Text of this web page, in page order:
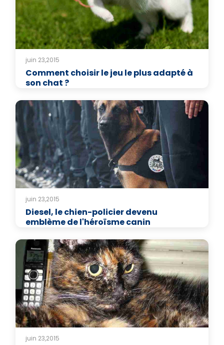
juin 23,2015
Comment choisir le jeu le plus adapté à
son chat ?
juin 23,2015
Diesel, le chien-policier devenu
emblème de l'héroïsme canin
juin 23,2015